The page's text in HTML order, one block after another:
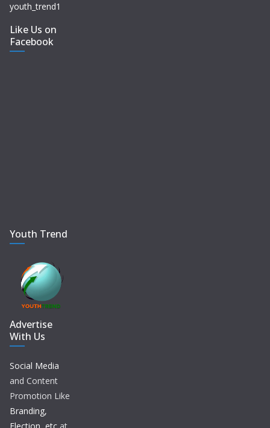
youth_trend1
Like Us on
Facebook
Youth Trend
Advertise
With Us
Social Media
and Content
Promotion Like
Branding,